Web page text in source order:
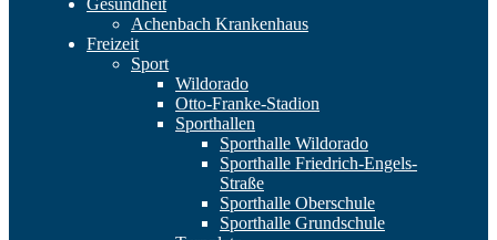
Gesundheit
Achenbach Krankenhaus
Freizeit
Sport
Wildorado
Otto-Franke-Stadion
Sporthallen
Sporthalle Wildorado
Sporthalle Friedrich-Engels-
Straße
Sporthalle Oberschule
Sporthalle Grundschule